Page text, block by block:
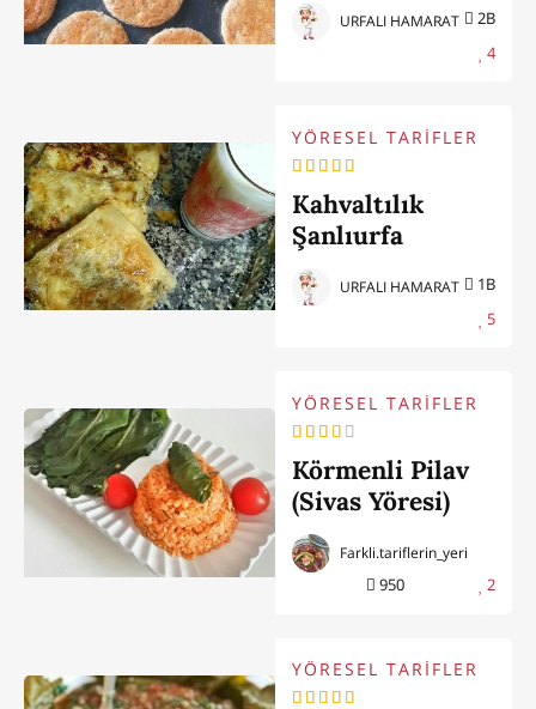
Yöresi)
2B
4
URFALI HAMARAT
YÖRESEL TARİFLER
Kahvaltılık
Şanlıurfa
Katmeri
1B
5
URFALI HAMARAT
YÖRESEL TARİFLER
Körmenli Pilav
(Sivas Yöresi)
950 2
Farkli.tariflerin_yeri
YÖRESEL TARİFLER